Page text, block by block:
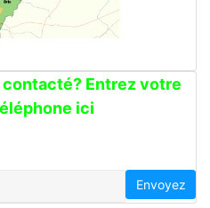
Entrez votre
ici
Envoyez